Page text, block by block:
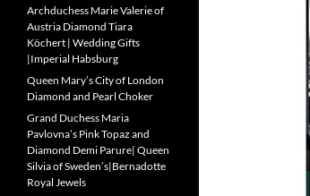
Archduchess Marie Valerie of
Austria Diamond Tiara
Köchert | Wedding Gifts
|Imperial Habsburg
Queen Mary’s City of London
Diamond and Pearl Choker
Grand Duchess Maria
Pavlovna’s Pink Topaz and
Diamond Demi Parure| Queen
Silvia of Sweden’s|Bernadotte
Royal Jewels